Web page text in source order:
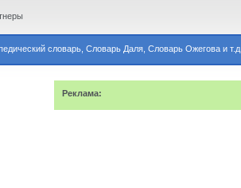
словарь, Словарь Даля, Словарь Ожегова и т.д.
Реклама: